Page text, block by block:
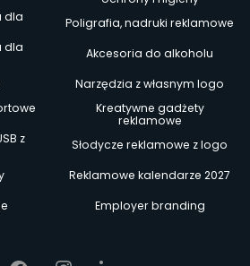
dla
Poligrafia, nadruki reklamowe
dla
Akcesoria do alkoholu
Narzędzia z własnym logo
Kreatywne gadżety
reklamowe
z
Słodycze reklamowe z logo
Reklamowe kalendarze 2027
Employer branding